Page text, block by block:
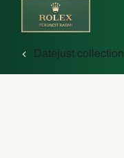
Datejust collection